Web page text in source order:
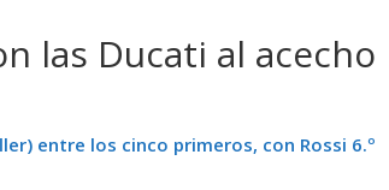
las Ducati al acecho
entre los cinco primeros, con Rossi 6.º